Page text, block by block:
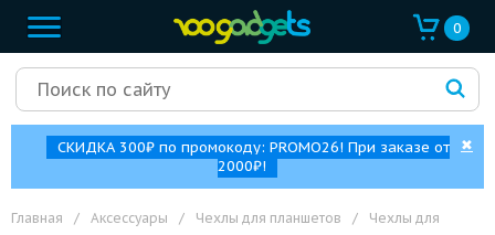
0
СКИДКА 300₽ по промокоду: PROMO26! При заказе от
2000₽!
✖
Главная / Аксессуары / Чехлы для планшетов /
Чехлы для